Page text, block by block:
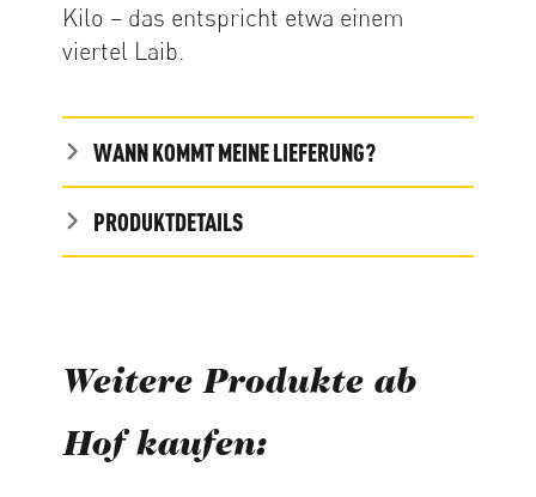
Kilo – das entspricht etwa einem
viertel Laib.
WANN KOMMT MEINE LIEFERUNG?
PRODUKTDETAILS
Weitere Produkte ab
Hof kaufen: